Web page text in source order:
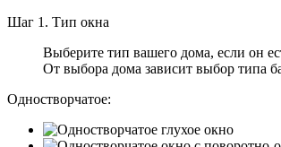
Шаг 1. Тип окна
Выберите тип вашего дома, если он
От выбора дома зависит выбор типа
Одностворчатое: